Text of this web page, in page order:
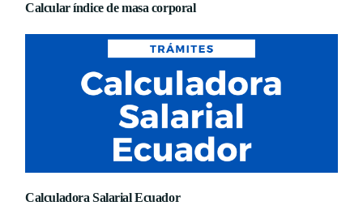
Calcular índice de masa corporal
Calculadora Salarial Ecuador